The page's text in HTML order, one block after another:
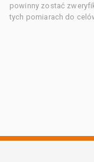
powinny zostać
tych pomiarach do